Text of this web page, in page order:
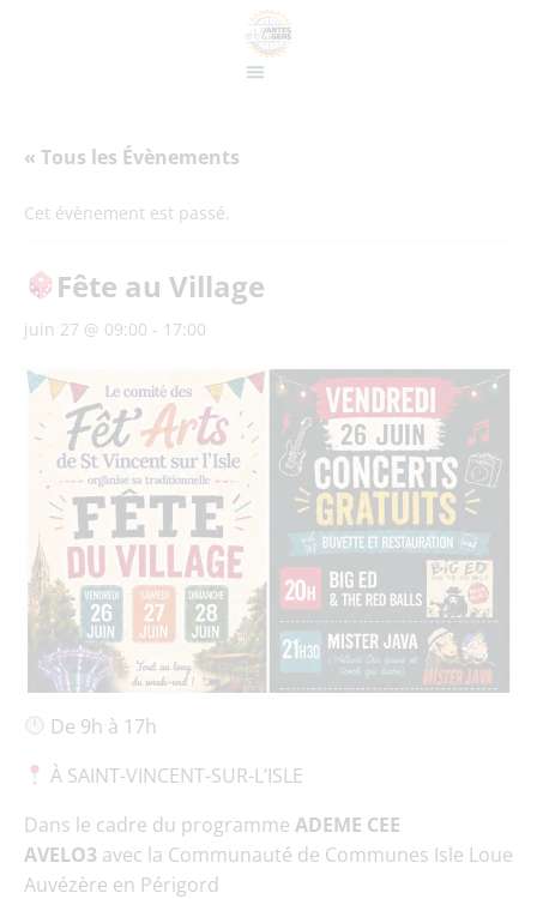
« Tous les Évènements
Cet évènement est passé.
Fête au Village
juin 27 @ 09:00 - 17:00
De 9h à 17h
À SAINT-VINCENT-SUR-L’ISLE
Dans le cadre du programme ADEME CEE
AVELO3 avec la Communauté de Communes Isle Loue
Auvézère en Périgord